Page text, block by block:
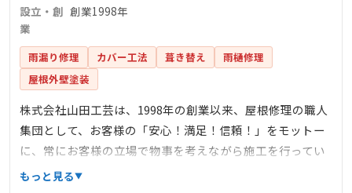
設立・創
業
創業1998年
雨漏り修理 カバー工法 葺き替え
雨樋修理
屋根外壁塗装
株式会社山田工芸は、1998年の創業以来、屋根修理の職人
集団として、お客様の「安心！満足！信頼！」をモットー
に、常にお客様の立場で物事を考えながら施工を行ってい
ます。現地調査・打ち合わせから施工まで、全て自社の熟
もっと見る